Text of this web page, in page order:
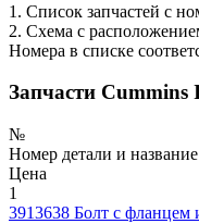
1. Список запчастей с
2. Схема с
Номера в списке
Запчасти Cummins
№
Номер детали и название
Цена
1
3913638 Болт с фланцем